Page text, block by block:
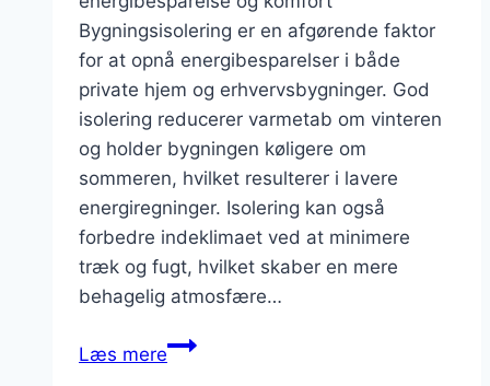
Bygningsisolering er en afgørende faktor
for at opnå energibesparelser i både
private hjem og erhvervsbygninger. God
isolering reducerer varmetab om vinteren
og holder bygningen køligere om
sommeren, hvilket resulterer i lavere
energiregninger. Isolering kan også
forbedre indeklimaet ved at minimere
træk og fugt, hvilket skaber en mere
behagelig atmosfære…
Læs mereBygningsisoleringens